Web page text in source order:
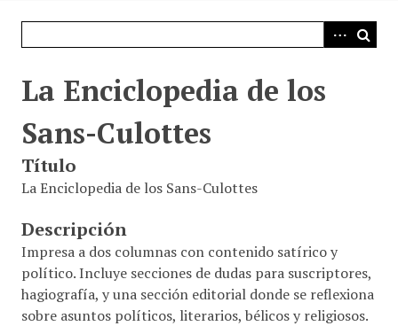
La Enciclopedia de los
Sans-Culottes
Título
La Enciclopedia de los Sans-Culottes
Descripción
Impresa a dos columnas con contenido satírico y
político. Incluye secciones de dudas para suscriptores,
hagiografía, y una sección editorial donde se reflexiona
sobre asuntos políticos, literarios, bélicos y religiosos.